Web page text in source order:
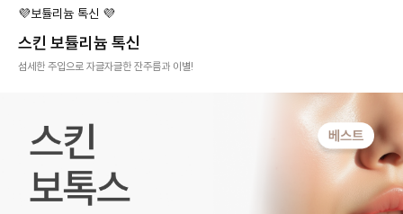
💜보튤리늄 톡신 💜
스킨 보튤리늄 톡신
섬세한 주입으로 자글자글한 잔주름과 이별!